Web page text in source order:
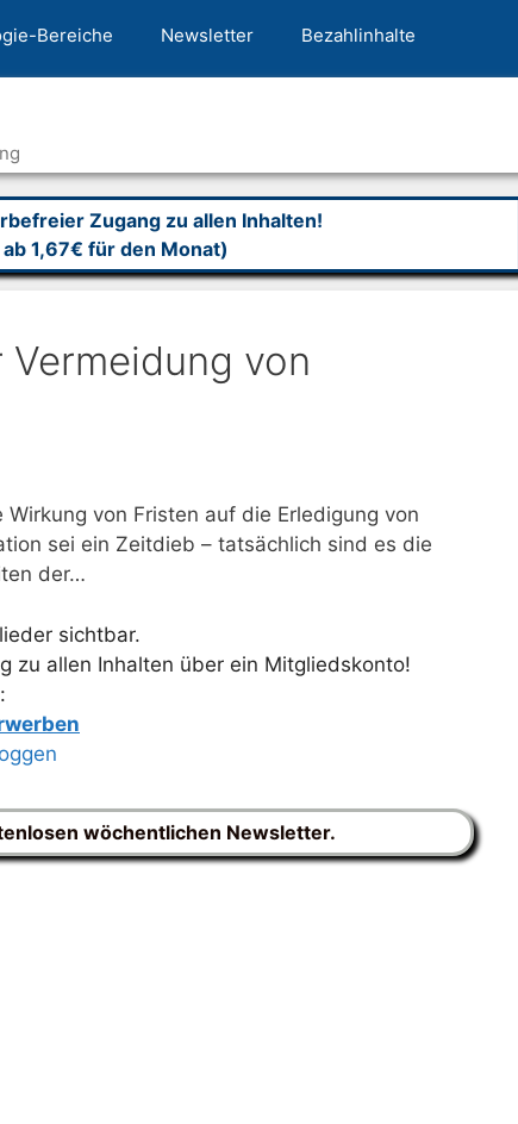
Bereiche Newsletter Bezahlinhalte
Zugang zu allen Inhalten!
1,67€ für den Monat)
von
von Fristen auf die Erledigung von
sei ein Zeitdieb – tatsächlich sind es die
der…
sichtbar.
zu allen Inhalten über ein Mitgliedskonto!
wöchentlichen Newsletter.